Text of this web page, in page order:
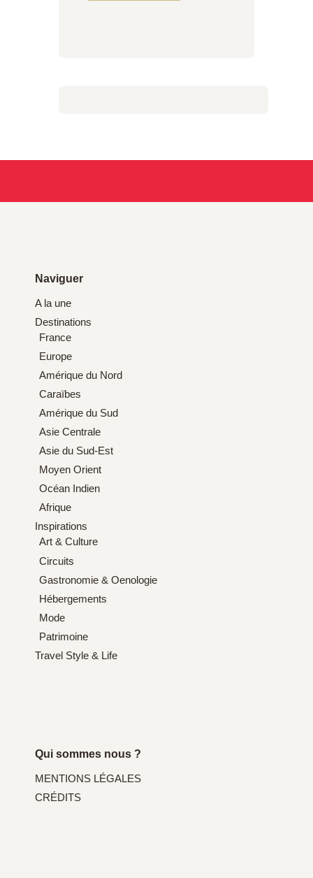
Naviguer
A la une
Destinations
France
Europe
Amérique du Nord
Caraïbes
Amérique du Sud
Asie Centrale
Asie du Sud-Est
Moyen Orient
Océan Indien
Afrique
Inspirations
Art & Culture
Circuits
Gastronomie & Oenologie
Hébergements
Mode
Patrimoine
Travel Style & Life
Qui sommes nous ?
MENTIONS LÉGALES
CRÉDITS